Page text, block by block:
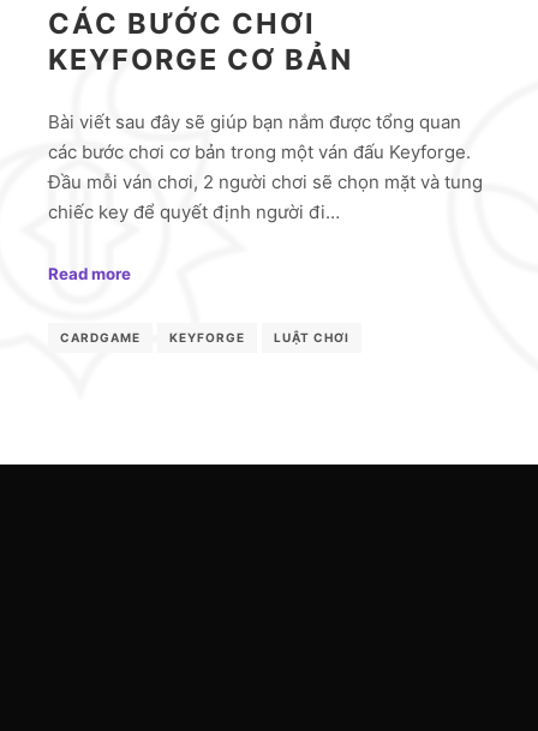
CÁC BƯỚC CHƠI
KEYFORGE CƠ BẢN
Bài viết sau đây sẽ giúp bạn nắm được tổng quan
các bước chơi cơ bản trong một ván đấu Keyforge.
Đầu mỗi ván chơi, 2 người chơi sẽ chọn mặt và tung
chiếc key để quyết định người đi…
Read more
CARDGAME KEYFORGE LUẬT CHƠI